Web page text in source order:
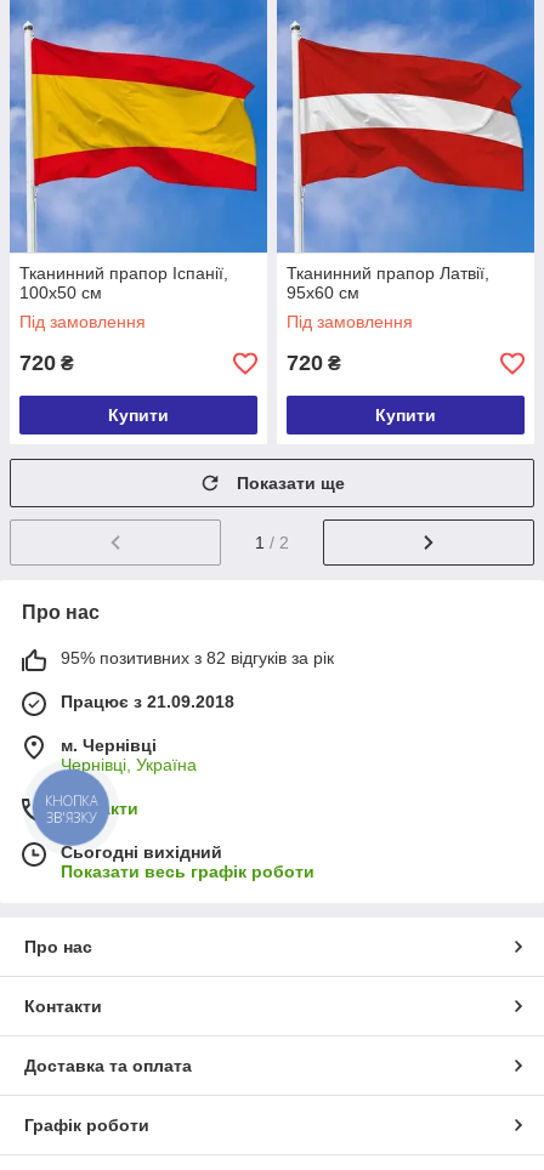
Тканинний прапор Іспанії,
100х50 см
Під замовлення
720 ₴
Купити
Тканинний прапор Латвії,
95х60 см
Під замовлення
720 ₴
Купити
Показати ще
1 / 2
Про нас
95% позитивних з 82 відгуків за рік
Працює з 21.09.2018
м. Чернівці
Чернівці, Україна
Контакти
Сьогодні вихідний
Показати весь графік роботи
Про нас
Контакти
Доставка та оплата
Графік роботи
КНОПКА
ЗВ'ЯЗКУ